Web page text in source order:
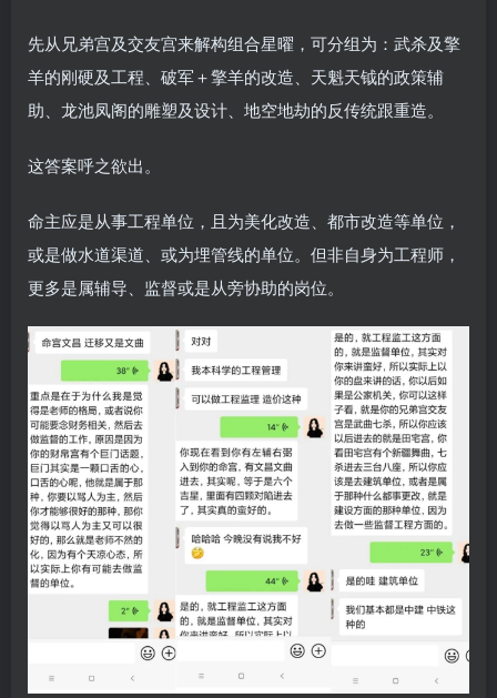
先从兄弟宫及交友宫来解构组合星曜，可分组为：武杀及擎
羊的刚硬及工程、破军＋擎羊的改造、天魁天钺的政策辅
助、龙池凤阁的雕塑及设计、地空地劫的反传统跟重造。
这答案呼之欲出。
命主应是从事工程单位，且为美化改造、都市改造等单位，
或是做水道渠道、或为埋管线的单位。但非自身为工程师，
更多是属辅导、监督或是从旁协助的岗位。